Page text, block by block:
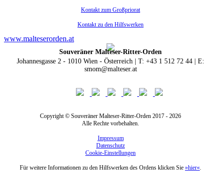
Kontakt zum Großpriorat
Kontakt zu den Hilfswerken
www.malteserorden.at
Souveräner Malteser-Ritter-Orden
Johannesgasse 2 - 1010 Wien - Österreich | T: +43 1 512 72 44 | E:
smom@malteser.at
Copyright © Souveräner Malteser-Ritter-Orden 2017 - 2026
Alle Rechte vorbehalten.
Impressum
Datenschutz
Cookie-Einstellungen
Für weitere Informationen zu den Hilfswerken des Ordens klicken Sie »hier«.